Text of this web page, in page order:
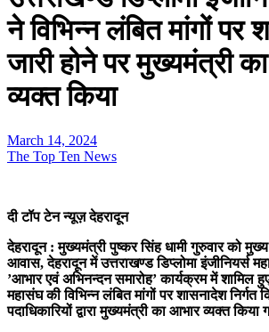
ने विभिन्न लंबित मांगों पर
जारी होने पर मुख्यमंत्री
व्यक्त किया
March 14, 2024
The Top Ten News
दी टॉप टेन न्यूज़ देहरादून
देहरादून : मुख्यमंत्री पुष्कर सिंह धामी गुरुवार को
आवास, देहरादून में उत्तराखण्ड डिप्लोमा इंजीनियर्स
’आभार एवं अभिनन्दन समारोह’ कार्यक्रम में शामिल
महासंघ की विभिन्न लंबित मांगों पर शासनादेश निर्गत
पदाधिकारियों द्वारा मुख्यमंत्री का आभार व्यक्त किया